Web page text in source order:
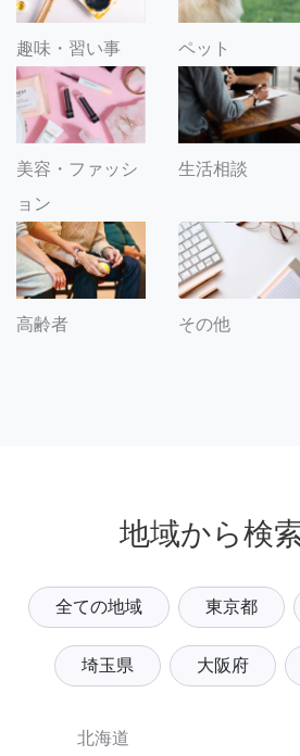
趣味・習い事 ペット
美容・ファッシ
ョン
生活相談
高齢者 その他
地域から検
全ての地域 東京都
埼玉県 大阪府
北海道